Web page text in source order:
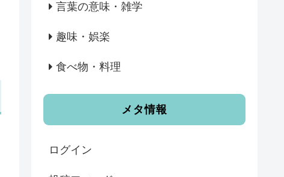
言葉の意味・雑学
趣味・娯楽
食べ物・料理
メタ情報
ログイン